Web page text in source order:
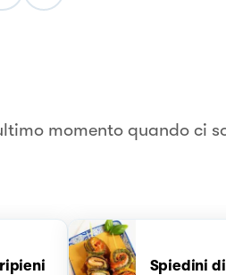
momento quando ci
Spiedini